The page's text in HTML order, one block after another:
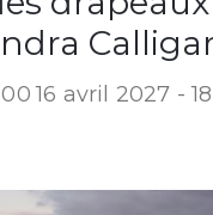
16 avril 2027 -